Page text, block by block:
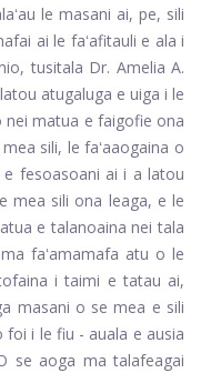
le masani ai, pe, sili
ai le faʻafitauli e ala i
tusitala Dr. Amelia A.
atugaluga e uiga i le
nei matua e faigofie ona
sili, le faʻaaogaina o
e fesoasoani ai i a latou
mea sili ona leaga, e le
e talanoaina nei tala
faʻamamafa atu o le
i taimi e tatau ai,
masani o se mea e sili
foi i le fiu - auala e ausia
se aoga ma talafeagai